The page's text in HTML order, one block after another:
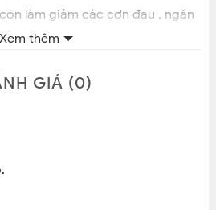
làm giảm các cơn đau , ngăn
bay bổng và phấn chấn.
thấy khi đang tức giận hay
dầu oliu, dầu hạnh nhân…),
mặt khoảng 15p, rửa lại mặt vào
Xem thêm
GIÁ (0)